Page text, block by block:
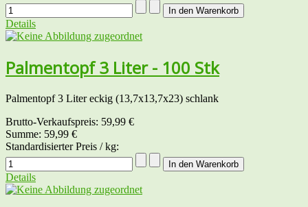
Details
Palmentopf 3 Liter - 100 Stk
Palmentopf 3 Liter eckig (13,7x13,7x23) schlank
Brutto-Verkaufspreis: 59,99 €
Summe: 59,99 €
Standardisierter Preis / kg:
Details